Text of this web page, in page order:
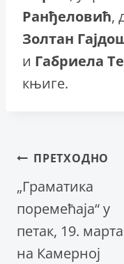
Ранђеловић,
Золтан
и Габриела
књиге.
Кретање
чланка
ПРЕТХОДНО
„Граматика
поремећаја“ у
петак, 19. марта
на Камерној